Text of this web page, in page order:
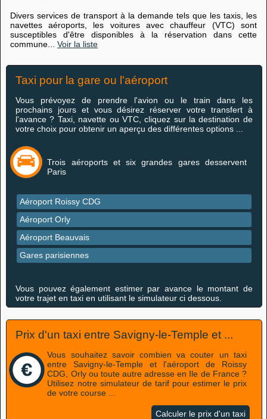
Divers services de transport à la demande tels que les taxis, les
navettes aéroports, les voitures avec chauffeur (VTC) sont
susceptibles d'être disponibles à la réservation dans cette
commune... Voir la liste
Taxi pour la gare ou l'aéroport
Vous prévoyez de prendre l'avion ou le train dans les
prochains jours et vous désirez réserver votre transfert à
l'avance ? Taxi, navette ou VTC, cliquez sur la destination de
votre choix pour obtenir un aperçu des différentes options ...
Trois aéroports et six grandes gares desservent
Paris
Aéroport Roissy CDG
Aéroport Orly
Aéroport Beauvais
Gares parisiennes
Vous pouvez également estimer par avance le montant de
votre trajet en taxi en utilisant le simulateur ci dessous.
Prix d'un taxi entre Savigny-le-Temple et ...
Vous souhaitez savoir combien va couter un taxi
entre Savigny-le-Temple et l'aéroport de Roissy
CDG, Orly ou toute autre adresse en Ile de France ?
Utilisez notre simulateur de tarif pour estimer le prix
de votre course ...
Calculer le prix d'un taxi